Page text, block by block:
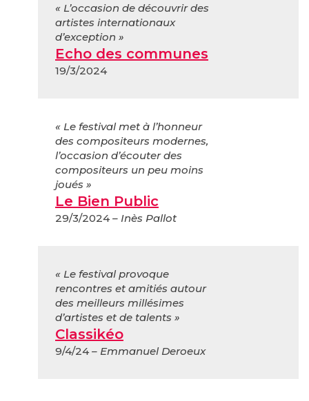
« L’occasion de découvrir des
artistes internationaux
d’exception »
Echo des communes
19/3/2024
« Le festival met à l’honneur
des compositeurs modernes,
l’occasion d’écouter des
compositeurs un peu moins
joués »
Le Bien Public
29/3/2024– Inès Pallot
« Le festival provoque
rencontres et amitiés autour
des meilleurs millésimes
d’artistes et de talents »
Classikéo
9/4/24– Emmanuel Deroeux